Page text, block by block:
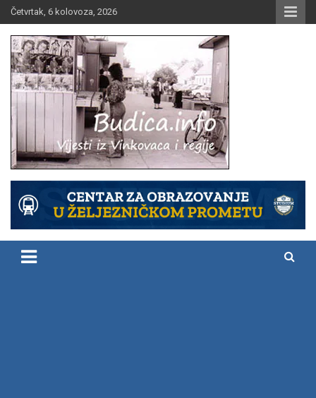
Skip
to
content
Četvrtak, 6 kolovoza, 2026
Budica.info